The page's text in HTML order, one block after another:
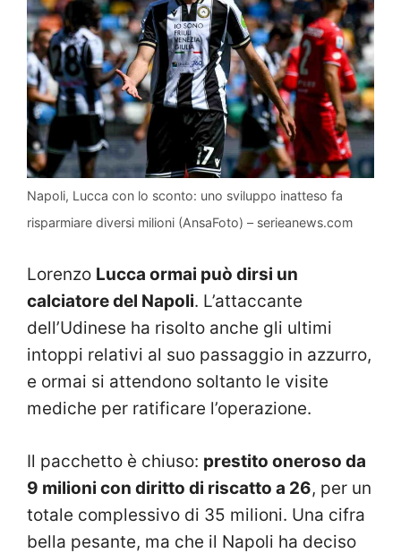
Napoli, Lucca con lo sconto: uno sviluppo inatteso fa
risparmiare diversi milioni (AnsaFoto) – serieanews.com
Lorenzo Lucca ormai può dirsi un
calciatore del Napoli. L’attaccante
dell’Udinese ha risolto anche gli ultimi
intoppi relativi al suo passaggio in azzurro,
e ormai si attendono soltanto le visite
mediche per ratificare l’operazione.
Il pacchetto è chiuso: prestito oneroso da
9 milioni con diritto di riscatto a 26, per un
totale complessivo di 35 milioni. Una cifra
bella pesante, ma che il Napoli ha deciso